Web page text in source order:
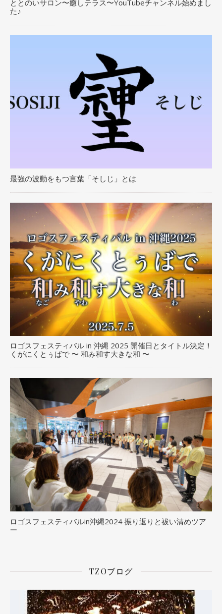
ととのいサロン〜癒しテラス〜YouTubeチャンネル始めまし
た♪
最強の波動をもつ言葉「そしじ」とは
ロゴスフェスティバル in 沖縄 2025 開催日とタイトル決定！
くがにくとぅばで 〜 和み和す大きな和 〜
ロゴスフェスティバルin沖縄2024 振り返りと祓い清めツア
ー
TZOブログ